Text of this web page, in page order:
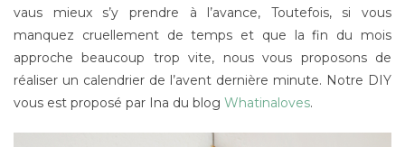
vaus mieux s’y prendre à l’avance, Toutefois, si vous
manquez cruellement de temps et que la fin du mois
approche beaucoup trop vite, nous vous proposons de
réaliser un calendrier de l’avent dernière minute. Notre DIY
vous est proposé par Ina du blog Whatinaloves.